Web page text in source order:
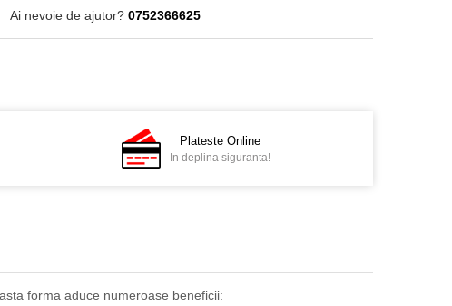
Ai nevoie de ajutor? 0752366625
Plateste Online
In deplina siguranta!
forma aduce numeroase beneficii: